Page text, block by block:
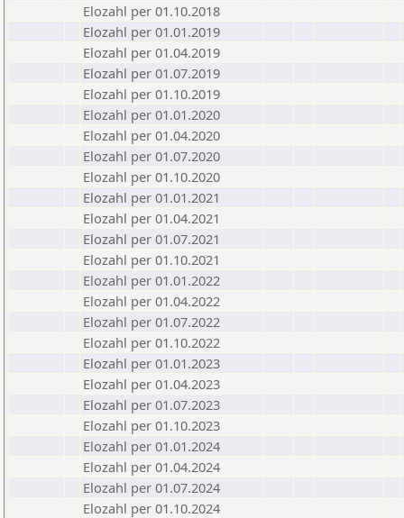
Elozahl per 01.10.2018
Elozahl per 01.01.2019
Elozahl per 01.04.2019
Elozahl per 01.07.2019
Elozahl per 01.10.2019
Elozahl per 01.01.2020
Elozahl per 01.04.2020
Elozahl per 01.07.2020
Elozahl per 01.10.2020
Elozahl per 01.01.2021
Elozahl per 01.04.2021
Elozahl per 01.07.2021
Elozahl per 01.10.2021
Elozahl per 01.01.2022
Elozahl per 01.04.2022
Elozahl per 01.07.2022
Elozahl per 01.10.2022
Elozahl per 01.01.2023
Elozahl per 01.04.2023
Elozahl per 01.07.2023
Elozahl per 01.10.2023
Elozahl per 01.01.2024
Elozahl per 01.04.2024
Elozahl per 01.07.2024
Elozahl per 01.10.2024